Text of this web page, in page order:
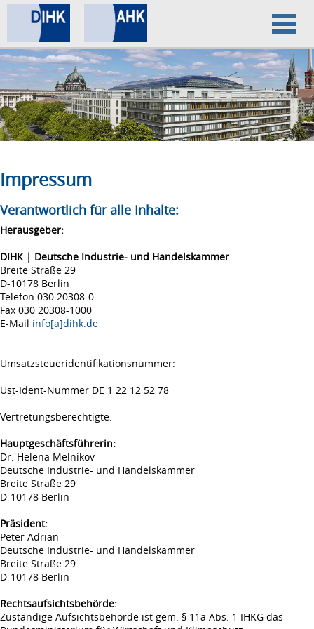
Home
Datenschutz
Impressum
Impressum
Verantwortlich für alle Inhalte:
Herausgeber:
DIHK | Deutsche Industrie- und Handelskammer
Breite Straße 29
D-10178 Berlin
Telefon 030 20308-0
Fax 030 20308-1000
E-Mail info[a]dihk.de
Umsatzsteueridentifikationsnummer:
Ust-Ident-Nummer DE 1 22 12 52 78
Vertretungsberechtigte:
Hauptgeschäftsführerin:
Dr. Helena Melnikov
Deutsche Industrie- und Handelskammer
Breite Straße 29
D-10178 Berlin
Präsident:
Peter Adrian
Deutsche Industrie- und Handelskammer
Breite Straße 29
D-10178 Berlin
Rechtsaufsichtsbehörde:
Zuständige Aufsichtsbehörde ist gem. § 11a Abs. 1 IHKG das